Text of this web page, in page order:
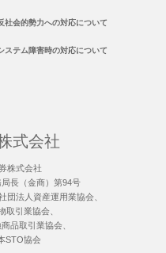
社会的勢力への対応について
ステム障害時の対応について
式会社
株式会社
長（金商）第94号
団法人資産運用業協会、
取引業協会、
品取引業協会、
STO協会